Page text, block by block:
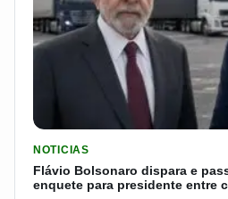
NOTICIAS
Flávio Bolsonaro dispara e
enquete para presidente entre